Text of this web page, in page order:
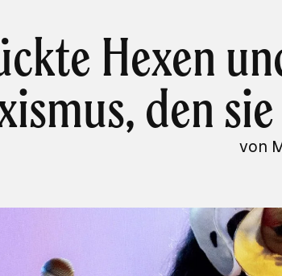
Hexen
den